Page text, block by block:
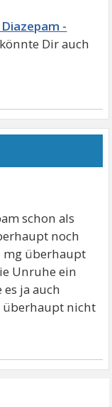
-
schon als
noch
mg überhaupt
Unruhe ein
ja auch
überhaupt nicht